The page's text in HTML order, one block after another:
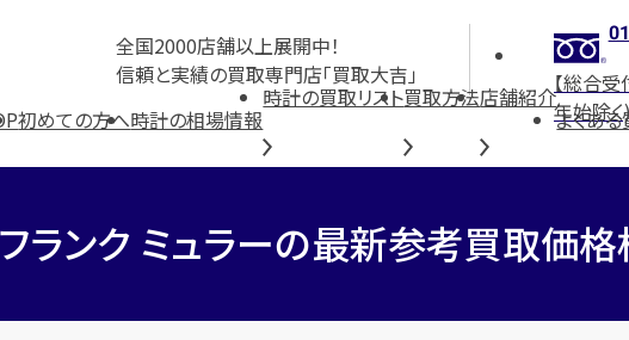
全国2000店舗以上展開中！
信頼と実績の買取専門店「買取大吉」
【総合
年始除
初めての方へ時計の相場情報
時計の買取リスト買取方法店舗紹介
よくあ
フランク ミュラーの最新参考買取価